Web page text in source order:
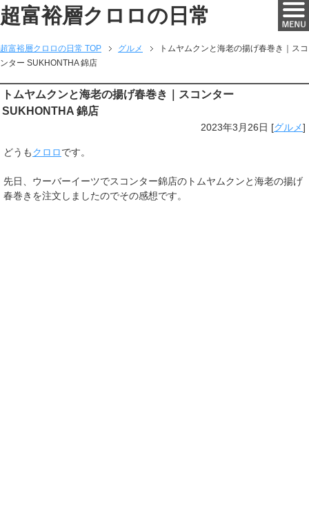
超富裕層クロロの日常
超富裕層クロロの日常 TOP グルメ
トムヤムクンと海老の揚げ春巻き｜スコ
ンター SUKHONTHA 錦店
トムヤムクンと海老の揚げ春巻き｜スコンター
SUKHONTHA 錦店
2023年3月26日 [グルメ]
どうもクロロです。
先日、ウーバーイーツでスコンター錦店のトムヤムクンと海老の揚げ
春巻きを注文しましたのでその感想です。